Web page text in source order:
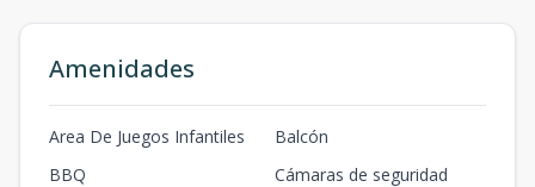
Amenidades
Area De Juegos Infantiles
Balcón
BBQ
Cámaras de seguridad